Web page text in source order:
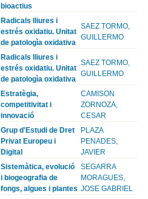
bioactius
Radicals lliures i
estrés oxidatiu. Unitat
de patologìa oxidativa
SAEZ TORMO,
GUILLERMO
Radicals lliures i
estrés oxidatiu. Unitat
de patologìa oxidativa
SAEZ TORMO,
GUILLERMO
Estratègia,
competitivitat i
innovació
CAMISON
ZORNOZA,
CESAR
Grup d'Estudi de Dret
Privat Europeu i
Digital
PLAZA
PENADES,
JAVIER
Sistemàtica, evolució
i biogeografia de
fongs, algues i plantes
SEGARRA
MORAGUES,
JOSE GABRIEL